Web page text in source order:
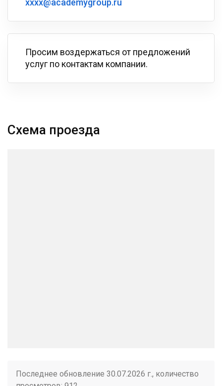
xxxx@academygroup.ru
Просим воздержаться от предложений
услуг по контактам компании.
Схема проезда
Последнее обновление 30.07.2026 г., количество